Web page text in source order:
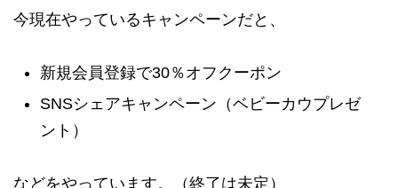
今現在やっているキャンペーンだと、
新規会員登録で30％オフクーポン
SNSシェアキャンペーン（ベビーカウプレゼ
ント）
などをやっています。（終了は未定）